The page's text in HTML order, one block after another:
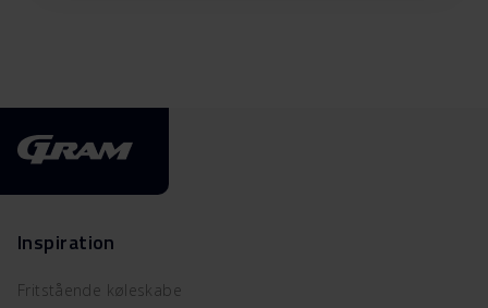
Inspiration
Fritstående køleskabe